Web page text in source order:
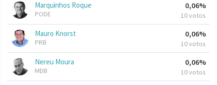
Marquinhos Roque
PODE
0,06%
10 votos
Mauro Knorst
PRB
0,06%
10 votos
Nereu Moura
MDB
0,06%
10 votos